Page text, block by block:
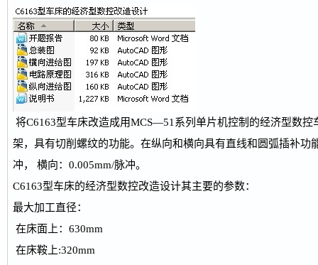
将C6163型车床改造成用MCS—51系列单片机控制的经济型数控
架，具有切削螺纹的功能。在纵向和横向具有直线和圆弧插补功
冲， 横向：0.005mm/脉冲。
C6163型车床的经济型数控改造设计其主要的参数：
最大加工直径：
在床面上：630mm
在床鞍上:320mm